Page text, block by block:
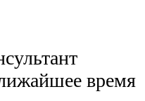
время